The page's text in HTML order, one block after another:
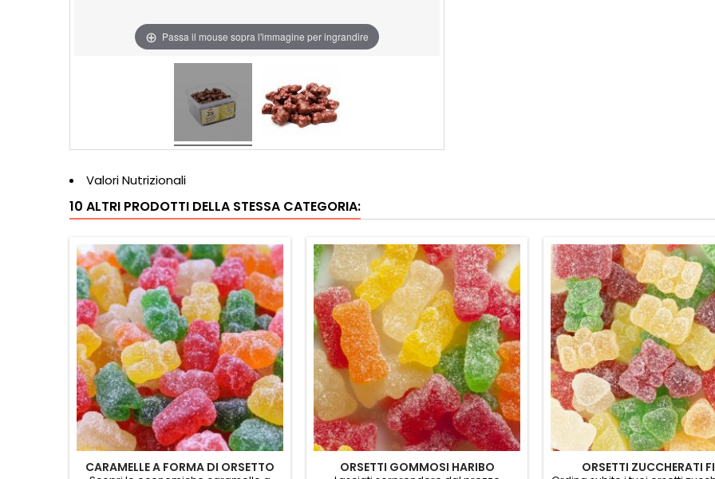
Passa il mouse sopra l'immagine per ingrandire
Valori Nutrizionali
10 ALTRI PRODOTTI DELLA STESSA CATEGORIA:
CARAMELLE A FORMA DI ORSETTO ORSETTI GOMMOSI HARIBO ORSETTI ZUCCHERATI